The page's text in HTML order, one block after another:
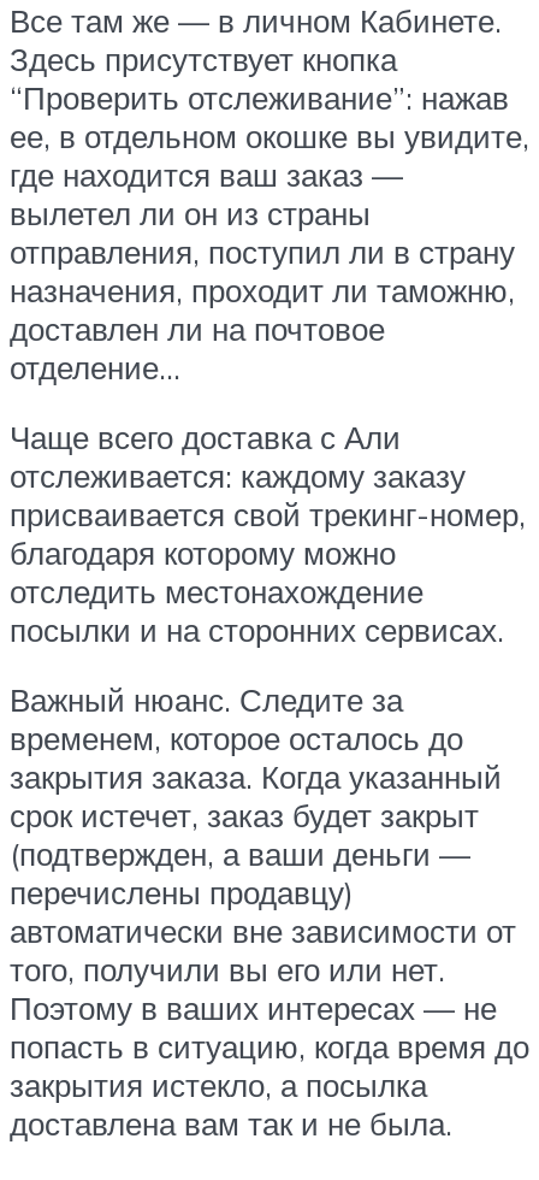
Все там же — в личном Кабинете.
Здесь присутствует кнопка
“Проверить отслеживание”: нажав
ее, в отдельном окошке вы увидите,
где находится ваш заказ —
вылетел ли он из страны
отправления, поступил ли в страну
назначения, проходит ли таможню,
доставлен ли на почтовое
отделение…
Чаще всего доставка с Али
отслеживается: каждому заказу
присваивается свой трекинг-номер,
благодаря которому можно
отследить местонахождение
посылки и на сторонних сервисах.
Важный нюанс. Следите за
временем, которое осталось до
закрытия заказа. Когда указанный
срок истечет, заказ будет закрыт
(подтвержден, а ваши деньги —
перечислены продавцу)
автоматически вне зависимости от
того, получили вы его или нет.
Поэтому в ваших интересах — не
попасть в ситуацию, когда время до
закрытия истекло, а посылка
доставлена вам так и не была.